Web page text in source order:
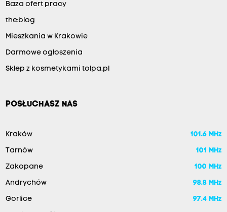
Baza ofert pracy
the:blog
Mieszkania w Krakowie
Darmowe ogłoszenia
Sklep z kosmetykami tolpa.pl
POSŁUCHASZ NAS
Kraków 101.6 MHz
Tarnów 101 MHz
Zakopane 100 MHz
Andrychów 98.8 MHz
Gorlice 97.4 MHz